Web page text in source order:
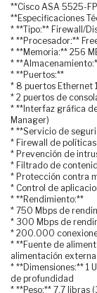
**Cisco ASA 5525-
**Especificaciones
* **Tipo:** Firewall/
* **Procesador:**
* **Memoria:** 256
*
* **Puertos:**
* 8 puertos Ethernet
* 2 puertos de
* **Interfaz gráfica
Manager)
* **Servicio de
* Firewall de políticas
* Prevención de
* Filtrado de
* Protección contra
* Control de
* **Rendimiento:**
* 750 Mbps de
* 300 Mbps de
* 200.000
* **Fuente de
alimentación externa
* **Dimensiones:** 1
de profundidad
* **Peso:** 7,7 libras